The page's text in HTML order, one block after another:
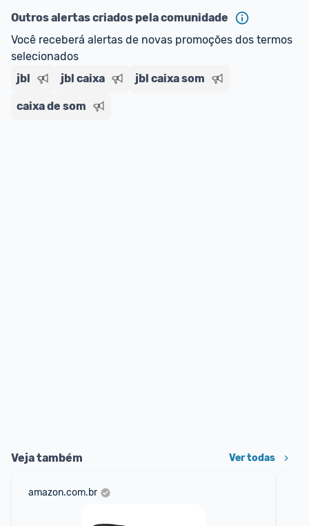
Outros alertas criados pela comunidade
Você receberá alertas de novas promoções dos termos
selecionados
jbl
jbl caixa jbl caixa som
caixa de som
Veja também Ver todas
amazon.com.br